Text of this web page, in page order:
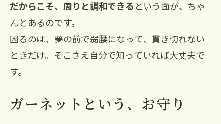
だからこそ、周りと調和できるという面が、ちゃ
んとあるのです。
困るのは、夢の前で弱腰になって、貫き切れない
ときだけ。そこさえ自分で知っていれば大丈夫で
す。
ガーネットという、お守り